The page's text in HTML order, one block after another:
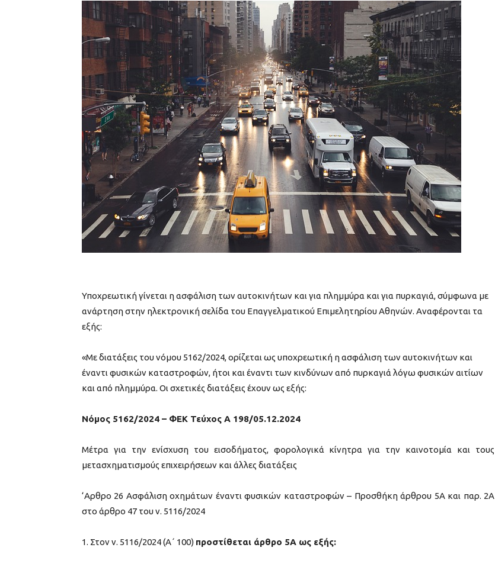
Υποχρεωτική γίνεται η ασφάλιση των αυτοκινήτων και για πλημμύρα και για πυρκαγιά, σύμφωνα με
ανάρτηση στην ηλεκτρονική σελίδα του Επαγγελματικού Επιμελητηρίου Αθηνών. Αναφέρονται τα
εξής:
«Με διατάξεις του νόμου 5162/2024, ορίζεται ως υποχρεωτική η ασφάλιση των αυτοκινήτων και
έναντι φυσικών καταστροφών, ήτοι και έναντι των κινδύνων από πυρκαγιά λόγω φυσικών αιτίων
και από πλημμύρα. Οι σχετικές διατάξεις έχουν ως εξής:
Νόμος 5162/2024 – ΦΕΚ Τεύχος Α 198/05.12.2024
Μέτρα για την ενίσχυση του εισοδήματος, φορολογικά κίνητρα για την καινοτομία και τους
μετασχηματισμούς επιχειρήσεων και άλλες διατάξεις
‘Αρθρο 26 Ασφάλιση οχημάτων έναντι φυσικών καταστροφών – Προσθήκη άρθρου 5Α και παρ. 2Α
στο άρθρο 47 του ν. 5116/2024
1. Στον ν. 5116/2024 (Α΄ 100) προστίθεται άρθρο 5Α ως εξής: